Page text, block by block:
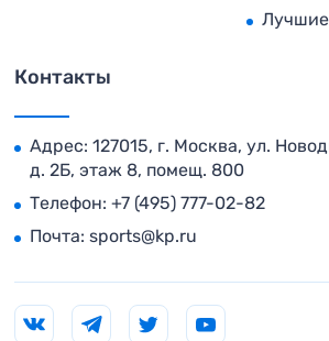
Контакты
Адрес: 127015, г. Москва, ул.
д. 2Б, этаж 8, помещ. 800
Телефон: +7 (495) 777-02-82
Почта: sports@kp.ru